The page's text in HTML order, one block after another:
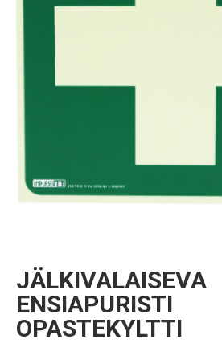
JÄLKIVALAISEVA
ENSIAPURISTI
OPASTEKYLTTI